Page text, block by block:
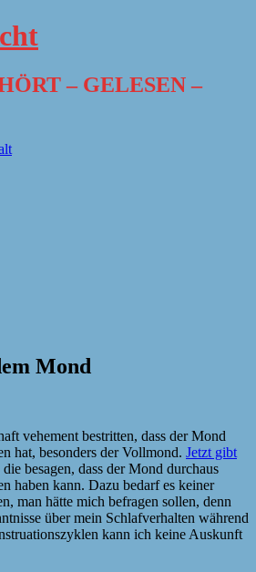
– GELESEN –
Mond
vehement bestritten, dass der Mond
hat, besonders der Vollmond. Jetzt gibt
die besagen, dass der Mond durchaus
haben kann. Dazu bedarf es keiner
man hätte mich befragen sollen, denn
über mein Schlafverhalten während
kann ich keine Auskunft